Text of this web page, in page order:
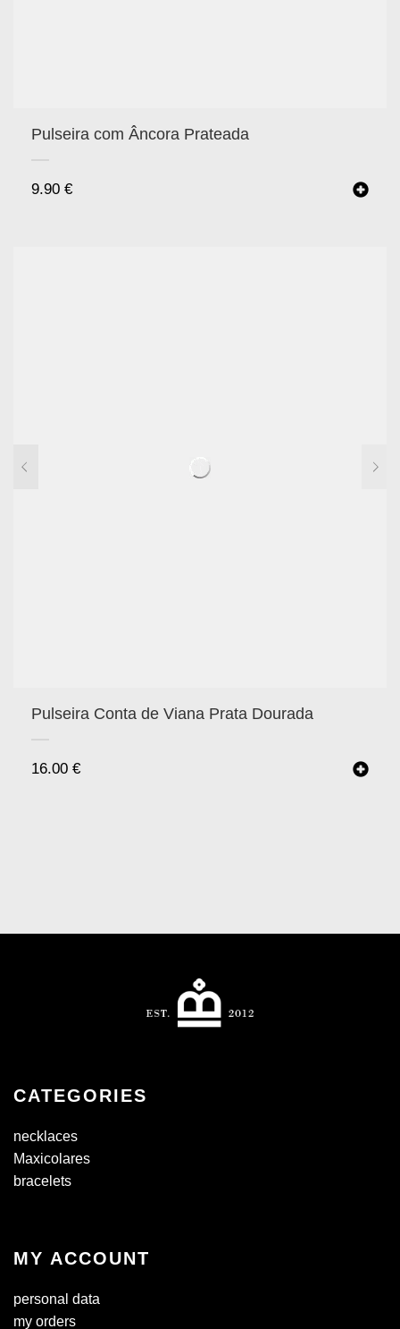
Pulseira com Âncora Prateada
9.90 €
Pulseira Conta de Viana Prata Dourada
16.00 €
CATEGORIES
necklaces
Maxicolares
bracelets
MY ACCOUNT
personal data
my orders